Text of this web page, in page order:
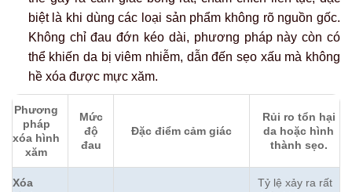
biệt là khi dùng các loại sản phẩm không rõ nguồn gốc.
Không chỉ đau đớn kéo dài, phương pháp này còn có
thể khiến da bị viêm nhiễm, dẫn đến sẹo xấu mà không
hề xóa được mực xăm.
Phương
pháp
xóa hình
xăm
Mức
độ
đau
Đặc điểm cảm giác
Rủi ro tổn hại
da hoặc hình
thành sẹo.
Xóa
Tỷ lệ xảy ra rất